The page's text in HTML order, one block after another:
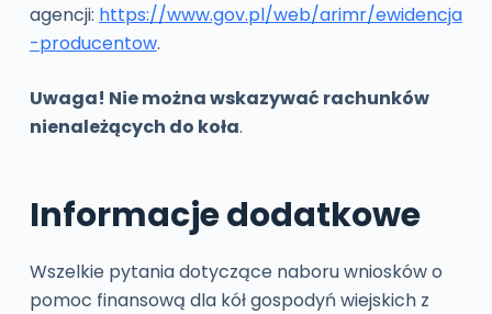
agencji: https://www.gov.pl/web/arimr/ewidencja
-producentow.
Uwaga! Nie można wskazywać rachunków
nienależących do koła.
Informacje dodatkowe
Wszelkie pytania dotyczące naboru wniosków o
pomoc finansową dla kół gospodyń wiejskich z